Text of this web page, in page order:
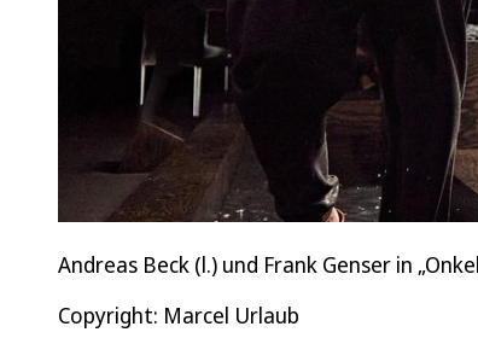
Andreas Beck (l.) und Frank Genser in
Copyright: Marcel Urlaub